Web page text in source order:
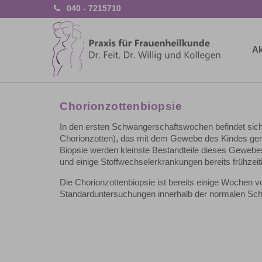
040 - 7215710
Chorionzottenbiopsie
In den ersten Schwangerschaftswochen befindet
Chorionzotten), das mit dem Gewebe des Kindes
Biopsie werden kleinste Bestandteile dieses
und einige Stoffwechselerkrankungen bereits
Die Chorionzottenbiopsie ist bereits einige Wochen
Standarduntersuchungen innerhalb der normalen